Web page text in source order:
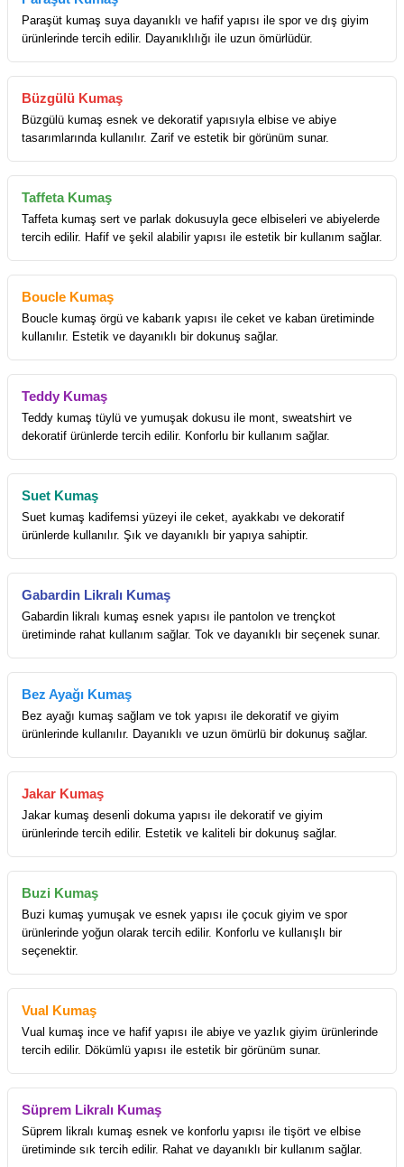
Paraşüt kumaş suya dayanıklı ve hafif yapısı ile spor ve dış giyim
ürünlerinde tercih edilir. Dayanıklılığı ile uzun ömürlüdür.
Büzgülü Kumaş
Büzgülü kumaş esnek ve dekoratif yapısıyla elbise ve abiye
tasarımlarında kullanılır. Zarif ve estetik bir görünüm sunar.
Taffeta Kumaş
Taffeta kumaş sert ve parlak dokusuyla gece elbiseleri ve abiyelerde
tercih edilir. Hafif ve şekil alabilir yapısı ile estetik bir kullanım sağlar.
Boucle Kumaş
Boucle kumaş örgü ve kabarık yapısı ile ceket ve kaban üretiminde
kullanılır. Estetik ve dayanıklı bir dokunuş sağlar.
Teddy Kumaş
Teddy kumaş tüylü ve yumuşak dokusu ile mont, sweatshirt ve
dekoratif ürünlerde tercih edilir. Konforlu bir kullanım sağlar.
Suet Kumaş
Suet kumaş kadifemsi yüzeyi ile ceket, ayakkabı ve dekoratif
ürünlerde kullanılır. Şık ve dayanıklı bir yapıya sahiptir.
Gabardin Likralı Kumaş
Gabardin likralı kumaş esnek yapısı ile pantolon ve trençkot
üretiminde rahat kullanım sağlar. Tok ve dayanıklı bir seçenek sunar.
Bez Ayağı Kumaş
Bez ayağı kumaş sağlam ve tok yapısı ile dekoratif ve giyim
ürünlerinde kullanılır. Dayanıklı ve uzun ömürlü bir dokunuş sağlar.
Jakar Kumaş
Jakar kumaş desenli dokuma yapısı ile dekoratif ve giyim
ürünlerinde tercih edilir. Estetik ve kaliteli bir dokunuş sağlar.
Buzi Kumaş
Buzi kumaş yumuşak ve esnek yapısı ile çocuk giyim ve spor
ürünlerinde yoğun olarak tercih edilir. Konforlu ve kullanışlı bir
seçenektir.
Vual Kumaş
Vual kumaş ince ve hafif yapısı ile abiye ve yazlık giyim ürünlerinde
tercih edilir. Dökümlü yapısı ile estetik bir görünüm sunar.
Süprem Likralı Kumaş
Süprem likralı kumaş esnek ve konforlu yapısı ile tişört ve elbise
üretiminde sık tercih edilir. Rahat ve dayanıklı bir kullanım sağlar.